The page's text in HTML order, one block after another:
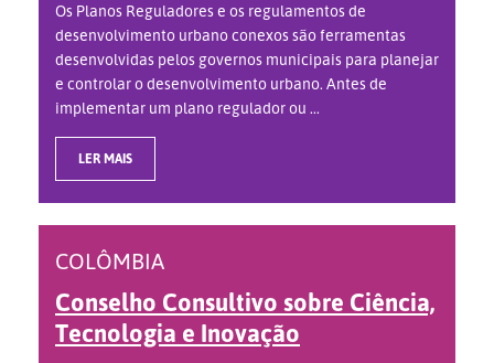
Os Planos Reguladores e os regulamentos de
desenvolvimento urbano conexos são ferramentas
desenvolvidas pelos governos municipais para planejar
e controlar o desenvolvimento urbano. Antes de
implementar um plano regulador ou ...
LER MAIS
COLÔMBIA
Conselho Consultivo sobre Ciência,
Tecnologia e Inovação